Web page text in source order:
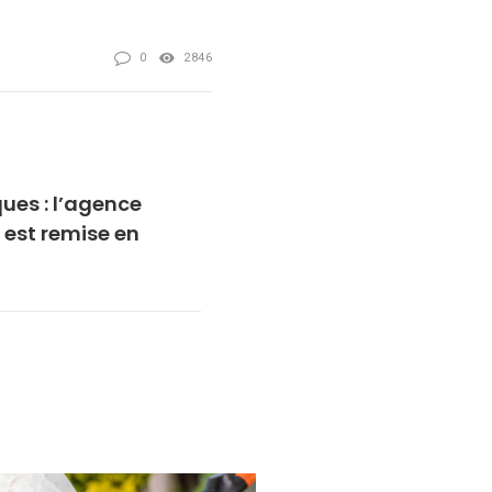
0 2846
: l’agence
est remise en